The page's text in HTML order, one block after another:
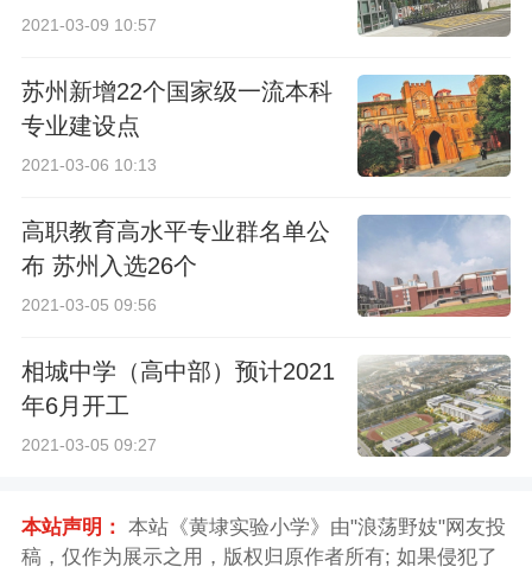
2021-03-09 10:57
苏州新增22个国家级一流本科
专业建设点
2021-03-06 10:13
高职教育高水平专业群名单公
布 苏州入选26个
2021-03-05 09:56
相城中学（高中部）预计2021
年6月开工
2021-03-05 09:27
本站声明： 本站《黄埭实验小学》由"浪荡野妓"网友投
稿，仅作为展示之用，版权归原作者所有; 如果侵犯了